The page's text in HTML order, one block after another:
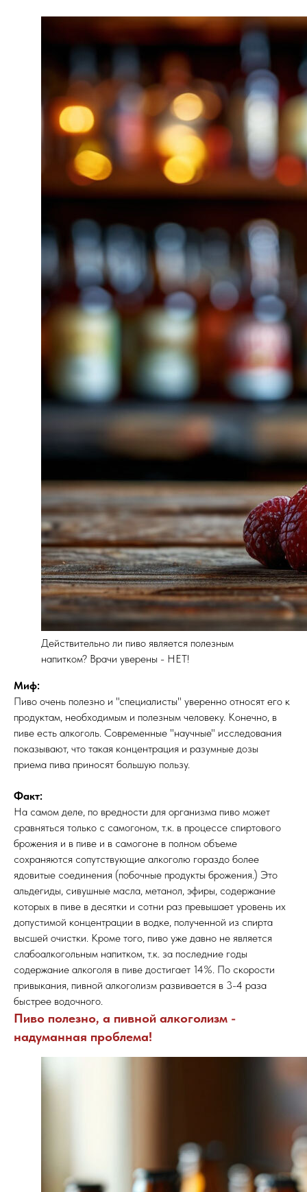
Действительно ли пиво является полезным
напитком? Врачи уверены - НЕТ!
Миф:
Пиво очень полезно и "специалисты" уверенно относят его к
продуктам, необходимым и полезным человеку. Конечно, в
пиве есть алкоголь. Современные "научные" исследования
показывают, что такая концентрация и разумные дозы
приема пива приносят большую пользу.
Факт:
На самом деле, по вредности для организма пиво может
сравняться только с самогоном, т.к. в процессе спиртового
брожения и в пиве и в самогоне в полном объеме
сохраняются сопутствующие алкоголю гораздо более
ядовитые соединения (побочные продукты брожения.) Это
альдегиды, сивушные масла, метанол, эфиры, содержание
которых в пиве в десятки и сотни раз превышает уровень их
допустимой концентрации в водке, полученной из спирта
высшей очистки. Кроме того, пиво уже давно не является
слабоалкогольным напитком, т.к. за последние годы
содержание алкоголя в пиве достигает 14%. По скорости
привыкания, пивной алкоголизм развивается в 3-4 раза
быстрее водочного.
Пиво полезно, а пивной алкоголизм -
надуманная проблема!